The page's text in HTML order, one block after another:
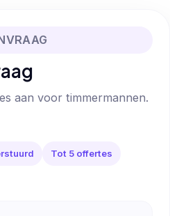
aan voor timmermannen.
Tot 5 offertes